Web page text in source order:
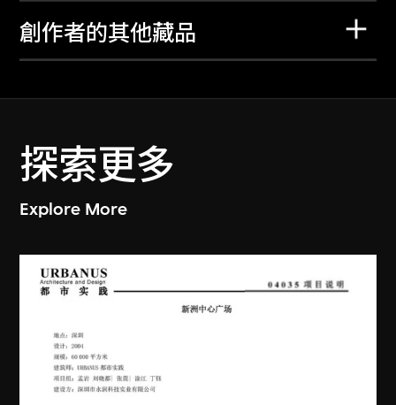
創作者的其他藏品
探索更多
Explore More